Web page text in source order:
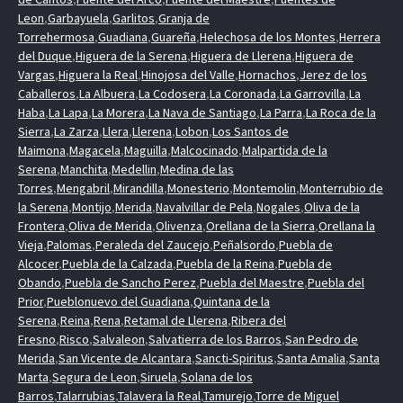
Leon,Garbayuela,Garlitos,Granja de
Torrehermosa,Guadiana,Guareña,Helechosa de los Montes,Herrera
del Duque,Higuera de la Serena,Higuera de Llerena,Higuera de
Vargas,Higuera la Real,Hinojosa del Valle,Hornachos,Jerez de los
Caballeros,La Albuera,La Codosera,La Coronada,La Garrovilla,La
Haba,La Lapa,La Morera,La Nava de Santiago,La Parra,La Roca de la
Sierra,La Zarza,Llera,Llerena,Lobon,Los Santos de
Maimona,Magacela,Maguilla,Malcocinado,Malpartida de la
Serena,Manchita,Medellin,Medina de las
Torres,Mengabril,Mirandilla,Monesterio,Montemolin,Monterrubio de
la Serena,Montijo,Merida,Navalvillar de Pela,Nogales,Oliva de la
Frontera,Oliva de Merida,Olivenza,Orellana de la Sierra,Orellana la
Vieja,Palomas,Peraleda del Zaucejo,Peñalsordo,Puebla de
Alcocer,Puebla de la Calzada,Puebla de la Reina,Puebla de
Obando,Puebla de Sancho Perez,Puebla del Maestre,Puebla del
Prior,Pueblonuevo del Guadiana,Quintana de la
Serena,Reina,Rena,Retamal de Llerena,Ribera del
Fresno,Risco,Salvaleon,Salvatierra de los Barros,San Pedro de
Merida,San Vicente de Alcantara,Sancti-Spiritus,Santa Amalia,Santa
Marta,Segura de Leon,Siruela,Solana de los
Barros,Talarrubias,Talavera la Real,Tamurejo,Torre de Miguel